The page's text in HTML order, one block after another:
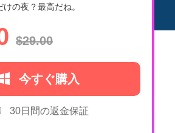
の夜？最高だね。
$29.00
今すぐ購入
30日間の返金保証